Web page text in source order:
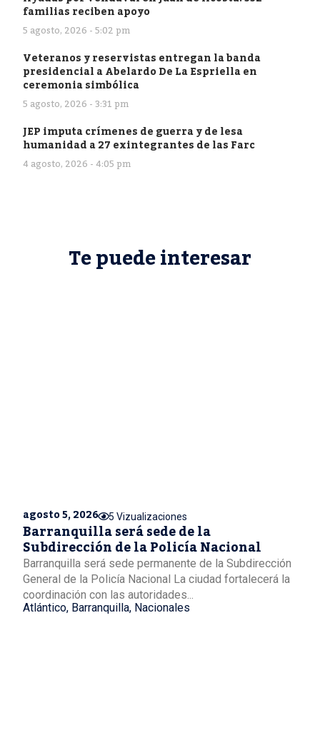
familias reciben apoyo
5 agosto, 2026 - 5:02 pm
Veteranos y reservistas entregan la banda
presidencial a Abelardo De La Espriella en
ceremonia simbólica
5 agosto, 2026 - 3:31 pm
JEP imputa crímenes de guerra y de lesa
humanidad a 27 exintegrantes de las Farc
4 agosto, 2026 - 4:05 pm
Te puede interesar
agosto 5, 2026 5 Vizualizaciones
Barranquilla será sede de la
Subdirección de la Policía Nacional
Barranquilla será sede permanente de la Subdirección
General de la Policía Nacional La ciudad fortalecerá la
coordinación con las autoridades...
Atlántico, Barranquilla, Nacionales